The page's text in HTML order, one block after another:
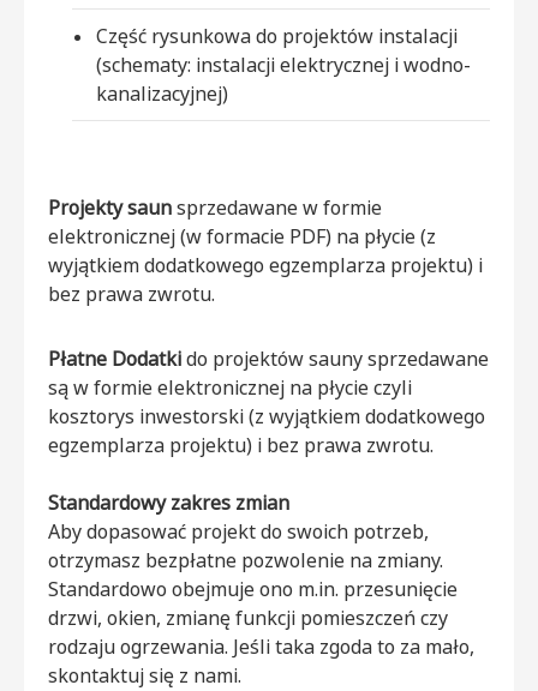
Część rysunkowa do projektów instalacji
(schematy: instalacji elektrycznej i wodno-
kanalizacyjnej)
Projekty saunsprzedawane w formie
elektronicznej (w formacie PDF) na płycie (z
wyjątkiem dodatkowego egzemplarza projektu) i
bez prawa zwrotu.
Płatne Dodatkido projektów sauny sprzedawane
są w formie elektronicznej na płycie czyli
kosztorys inwestorski (z wyjątkiem dodatkowego
egzemplarza projektu) i bez prawa zwrotu.
Standardowy zakres zmian
Aby dopasować projekt do swoich potrzeb,
otrzymasz bezpłatne pozwolenie na zmiany.
Standardowo obejmuje ono m.in. przesunięcie
drzwi, okien, zmianę funkcji pomieszczeń czy
rodzaju ogrzewania. Jeśli taka zgoda to za mało,
skontaktuj się z nami.